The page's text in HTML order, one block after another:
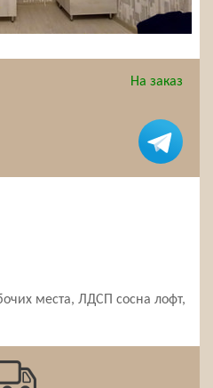
На заказ
места, ЛДСП сосна лофт,